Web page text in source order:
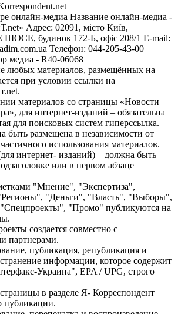
онлайн-медиа Название онлайн-медиа -
Адрес: 02091, місто Київ,
будинок 172-Б, офіс 208/1 E-mail:
Телефон: 044-205-43-00
медиа - R40-06068
любых материалов, размещённых на
при условии ссылки на
материалов со страницы «Новости
для интернет-изданий – обязательна
для поисковых систем гиперссылка.
быть размещена в независимости от
использования материалов.
интернет- изданий) – должна быть
или в первом абзаце
"Мнение", "Экспертиза",
"Деньги", "Власть", "Выборы",
"Промо" публикуются на
создается совместно с
партнерами.
публикация, републикация и
информации, которое содержит
Украина", EPA / UPG, строго
в разделе Я- Корреспондент
публикации.